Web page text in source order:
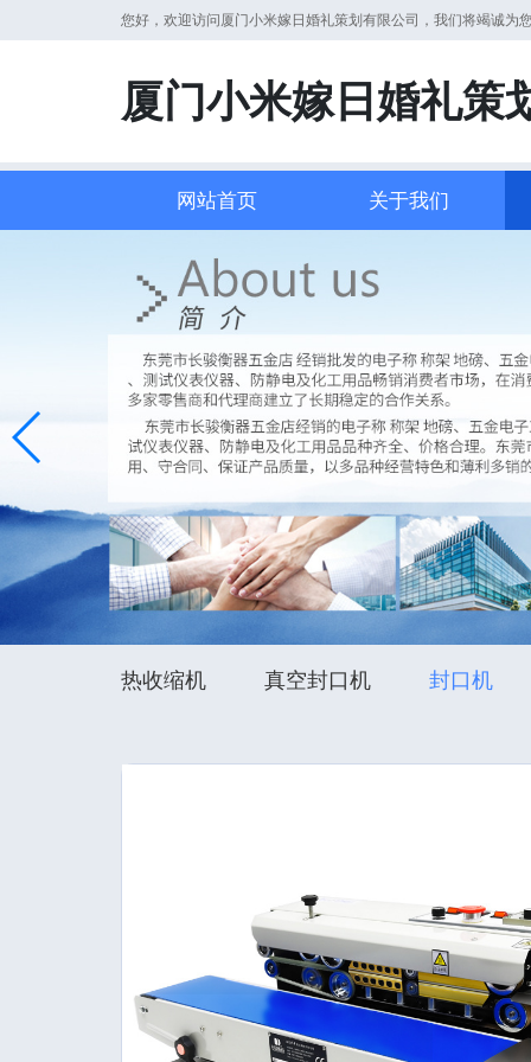
您好，欢迎访问厦门小米嫁日婚礼策划有限公司，我们将竭诚为
厦门小米嫁日婚礼策
网站首页 关于我们
热收缩机 真空封口机 封口机